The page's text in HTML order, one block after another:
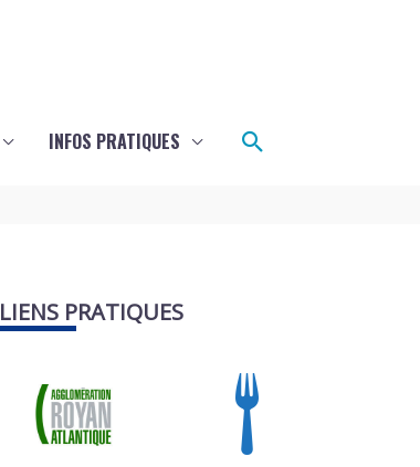
INFOS PRATIQUES Rechercher
LIENS PRATIQUES